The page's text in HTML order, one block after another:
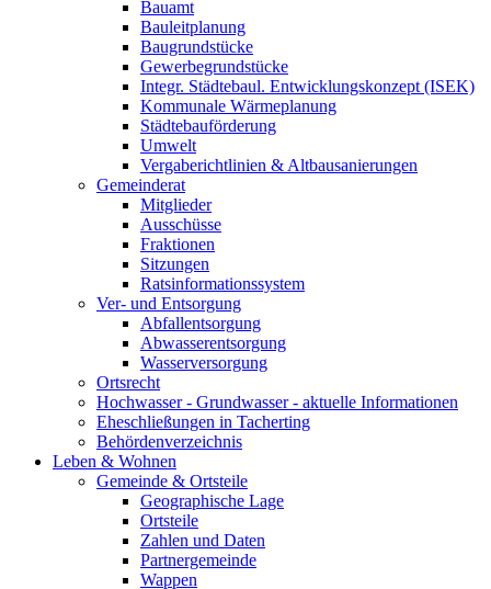
Bauamt
Bauleitplanung
Baugrundstücke
Gewerbegrundstücke
Integr. Städtebaul. Entwicklungskonzept (ISEK)
Kommunale Wärmeplanung
Städtebauförderung
Umwelt
Vergaberichtlinien & Altbausanierungen
Gemeinderat
Mitglieder
Ausschüsse
Fraktionen
Sitzungen
Ratsinformationssystem
Ver- und Entsorgung
Abfallentsorgung
Abwasserentsorgung
Wasserversorgung
Ortsrecht
Hochwasser - Grundwasser - aktuelle Informationen
Eheschließungen in Tacherting
Behördenverzeichnis
Leben & Wohnen
Gemeinde & Ortsteile
Geographische Lage
Ortsteile
Zahlen und Daten
Partnergemeinde
Wappen